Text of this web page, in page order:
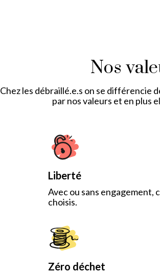
Nos
Chez les débraillé.e.s on se différencie
par nos valeurs et en plus
Liberté
Avec ou sans engagement,
choisis.
Zéro déchet